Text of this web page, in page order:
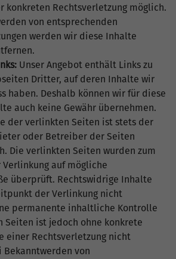
konkreten Rechtsverletzung möglich.
von entsprechenden
werden wir diese Inhalte
Unser Angebot enthält Links zu
Dritter, auf deren Inhalte wir
haben. Deshalb können wir für diese
auch keine Gewähr übernehmen.
der verlinkten Seiten ist stets der
oder Betreiber der Seiten
Die verlinkten Seiten wurden zum
auf mögliche
überprüft. Rechtswidrige Inhalte
der Verlinkung nicht
permanente inhaltliche Kontrolle
Seiten ist jedoch ohne konkrete
einer Rechtsverletzung nicht
Bekanntwerden von